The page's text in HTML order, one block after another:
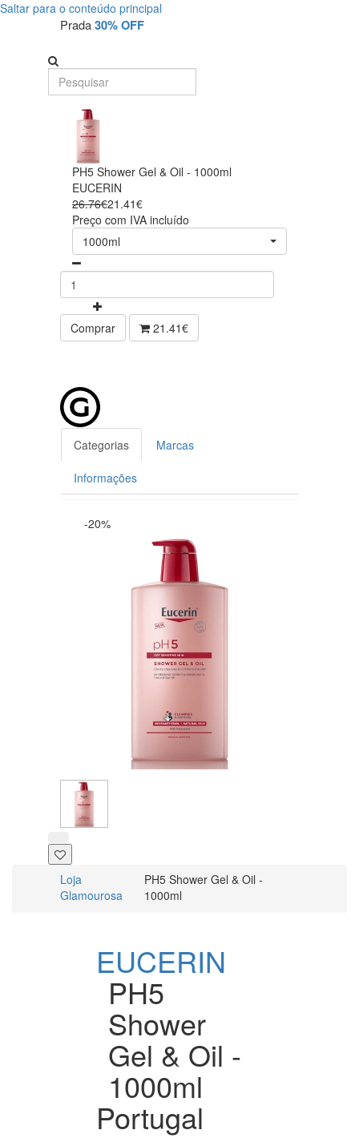
Saltar para o conteúdo principal
Prada30% OFF
PH5 Shower Gel & Oil - 1000ml
EUCERIN
26.76€21.41€
Preço com IVA incluído
1000ml
Comprar 21.41€
Categorias Marcas
Informações
-20%
Loja
Glamourosa
PH5 Shower Gel & Oil -
1000ml
EUCERIN
PH5
Shower
Gel & Oil -
1000ml
Portugal